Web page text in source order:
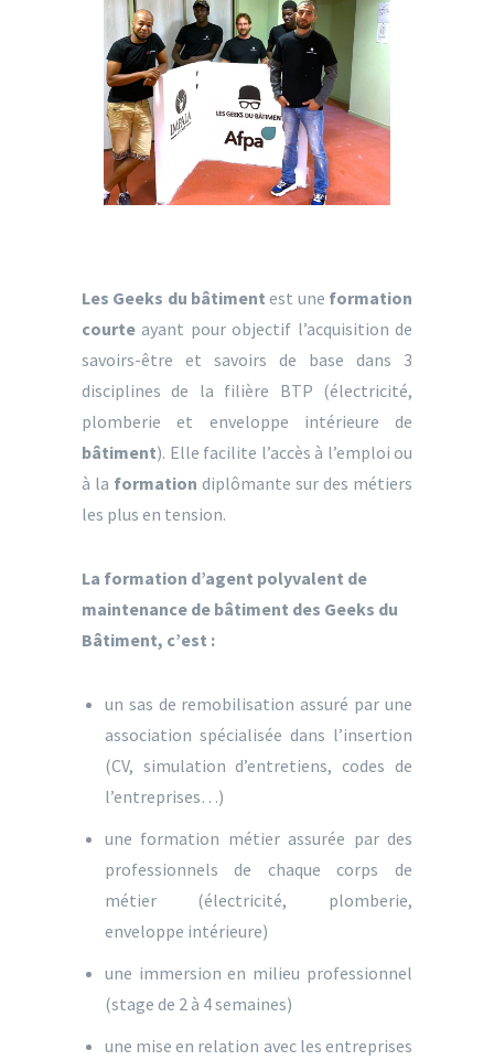
Les Geeks du bâtiment est une formation
courte ayant pour objectif l’acquisition de
savoirs-être et savoirs de base dans 3
disciplines de la filière BTP (électricité,
plomberie et enveloppe intérieure de
bâtiment). Elle facilite l’accès à l’emploi ou
à la formation diplômante sur des métiers
les plus en tension.
La formation d’agent polyvalent de
maintenance de bâtiment des Geeks du
Bâtiment, c’est :
un sas de remobilisation assuré par une
association spécialisée dans l’insertion
(CV, simulation d’entretiens, codes de
l’entreprises…)
une formation métier assurée par des
professionnels de chaque corps de
métier (électricité, plomberie,
enveloppe intérieure)
une immersion en milieu professionnel
(stage de 2 à 4 semaines)
une mise en relation avec les entreprises